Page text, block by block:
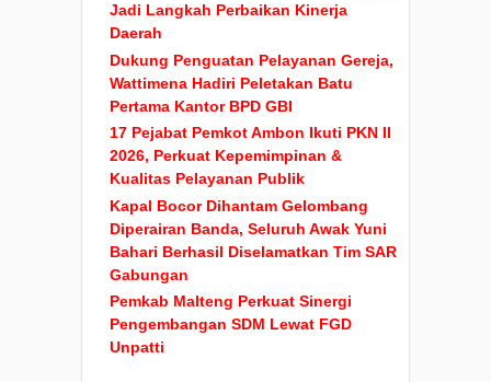
Jadi Langkah Perbaikan Kinerja
Daerah
Dukung Penguatan Pelayanan Gereja,
Wattimena Hadiri Peletakan Batu
Pertama Kantor BPD GBI
17 Pejabat Pemkot Ambon Ikuti PKN II
2026, Perkuat Kepemimpinan &
Kualitas Pelayanan Publik
Kapal Bocor Dihantam Gelombang
Diperairan Banda, Seluruh Awak Yuni
Bahari Berhasil Diselamatkan Tim SAR
Gabungan
Pemkab Malteng Perkuat Sinergi
Pengembangan SDM Lewat FGD
Unpatti